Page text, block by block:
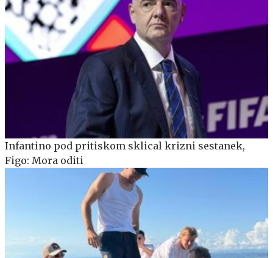
Infantino pod pritiskom sklical krizni sestanek,
Figo: Mora oditi